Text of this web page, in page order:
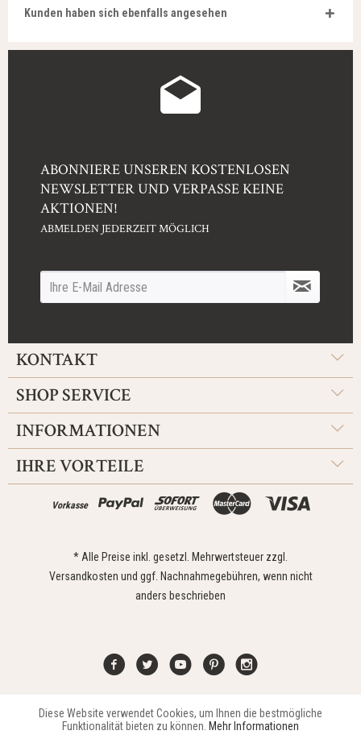
Kunden haben sich ebenfalls angesehen
ABONNIERE UNSEREN KOSTENLOSEN
NEWSLETTER UND VERPASSE KEINE
AKTIONEN!
ABMELDEN JEDERZEIT MÖGLICH
KONTAKT
SHOP SERVICE
INFORMATIONEN
IHRE VORTEILE
Vorkasse
* Alle Preise inkl. gesetzl. Mehrwertsteuer zzgl.
Versandkosten und ggf. Nachnahmegebühren, wenn nicht
anders beschrieben
Kontakt Widerrufsrecht Impressum Versand Datenschutz
Funktionale Aktiv
Diese Website verwendet Cookies, um Ihnen die bestmögliche
Funktionalität bieten zu können. Mehr Informationen